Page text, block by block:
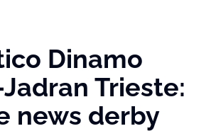
Dinamo
Trieste:
news derby